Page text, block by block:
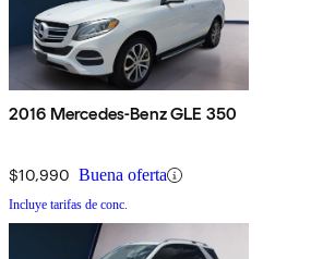
2016 Mercedes-Benz GLE 350
$10,990 Buena oferta
Incluye tarifas de conc.